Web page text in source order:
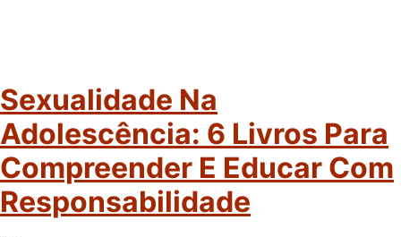
Sexualidade Na
Adolescência: 6 Livros Para
Compreender E Educar Com
Responsabilidade